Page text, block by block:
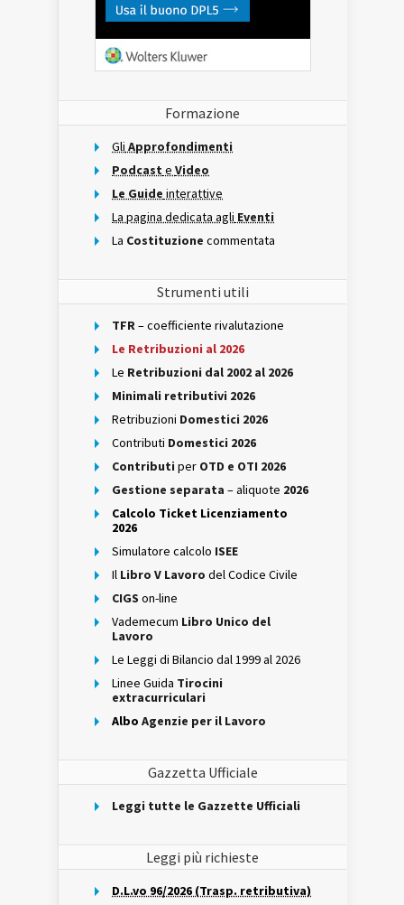
Formazione
Gli Approfondimenti
Podcast e Video
Le Guide interattive
La pagina dedicata agli Eventi
La Costituzione commentata
Strumenti utili
TFR– coefficiente rivalutazione
Le Retribuzioni al 2026
Le Retribuzioni dal 2002 al 2026
Minimali retributivi 2026
Retribuzioni Domestici 2026
Contributi Domestici 2026
Contributi per OTD e OTI 2026
Gestione separata – aliquote 2026
Calcolo Ticket Licenziamento
2026
Simulatore calcolo ISEE
Il Libro V Lavoro del Codice Civile
CIGS on-line
Vademecum Libro Unico del
Lavoro
Le Leggi di Bilancio dal 1999 al 2026
Linee Guida Tirocini
extracurriculari
Albo Agenzie per il Lavoro
Gazzetta Ufficiale
Leggi tutte le Gazzette Ufficiali
Leggi più richieste
D.L.vo 96/2026 (Trasp. retributiva)